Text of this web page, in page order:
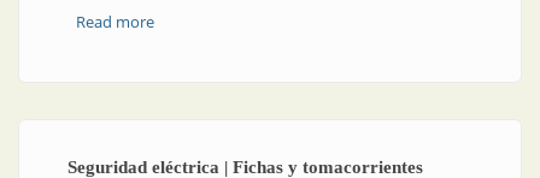
Read moreabout Aparatos de maniobra | Seccionador bajo
Seguridad eléctrica | Fichas y tomacorrientes